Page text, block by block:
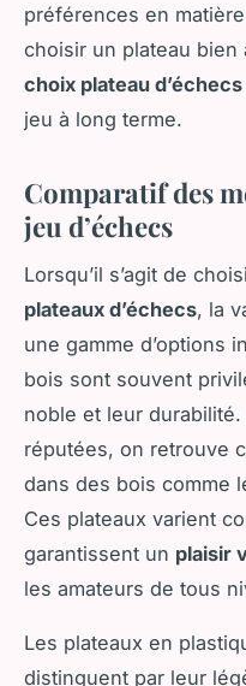
préférences en
choisir un plateau bien
choix plateau d’échecs
jeu à long terme.
Comparatif des
jeu d’échecs
Lorsqu’il s’agit de
plateaux d’échecs, la
une gamme d’options
bois sont souvent
noble et leur durabilité.
réputées, on retrouve
dans des bois comme
Ces plateaux varient
garantissent un plaisir
les amateurs de tous
Les plateaux en
distinguent par leur